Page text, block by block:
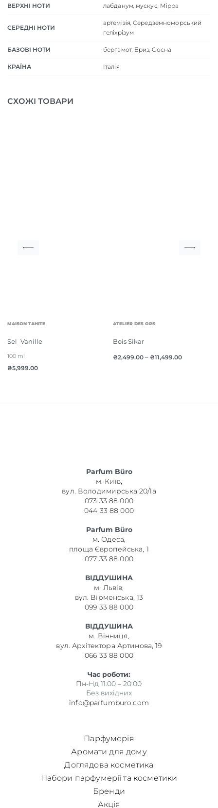
ВЕРХНІ НОТИ лабданум, мускус, Мірра
СЕРЕДНІ НОТИ
артемізія,Середземноморський
геліхрізум
БАЗОВІ НОТИ бергамот, Бриз,Сосна
КРАЇНА Італія
СХОЖІ ТОВАРИ
MAISON TAHITE
Sel_Vanille
100 ml
₴5,999.00
ATELIER DES ORS
Bois Sikar
₴2,499.00 – ₴11,499.00
Parfum Büro
м. Київ,
вул. Володимирська 20/1а
073 33 88 000
044 33 88 000
Parfum Büro
м. Одеса,
площа Європейська, 1
077 33 88 000
ВІДДУШИНА
м. Львів,
вул. Вірменська, 13
099 33 88 000
ВІДДУШИНА
м. Вінниця,
вул. Архітектора Артинова, 19
066 33 88 000
Час роботи:
Пн-Нд 11:00 – 20:00
Без вихідних
info@parfumburo.com
Парфумерія
Аромати для дому
Доглядова косметика
Набори парфумерії та косметики
Бренди
Акція